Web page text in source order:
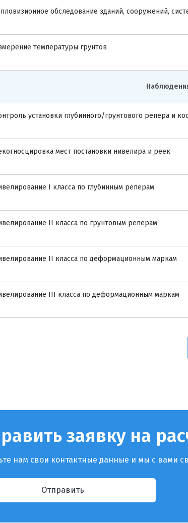
обследование зданий, сооружений,
температуры грунтов
установки глубинного/грунтового репера и
мест постановки нивелира и реек
I класса по глубинным реперам
II класса по грунтовым реперам
II класса по деформационным маркам
III класса по деформационным маркам
заявку на
нам свои контактные данные и мы с вами
Отправить